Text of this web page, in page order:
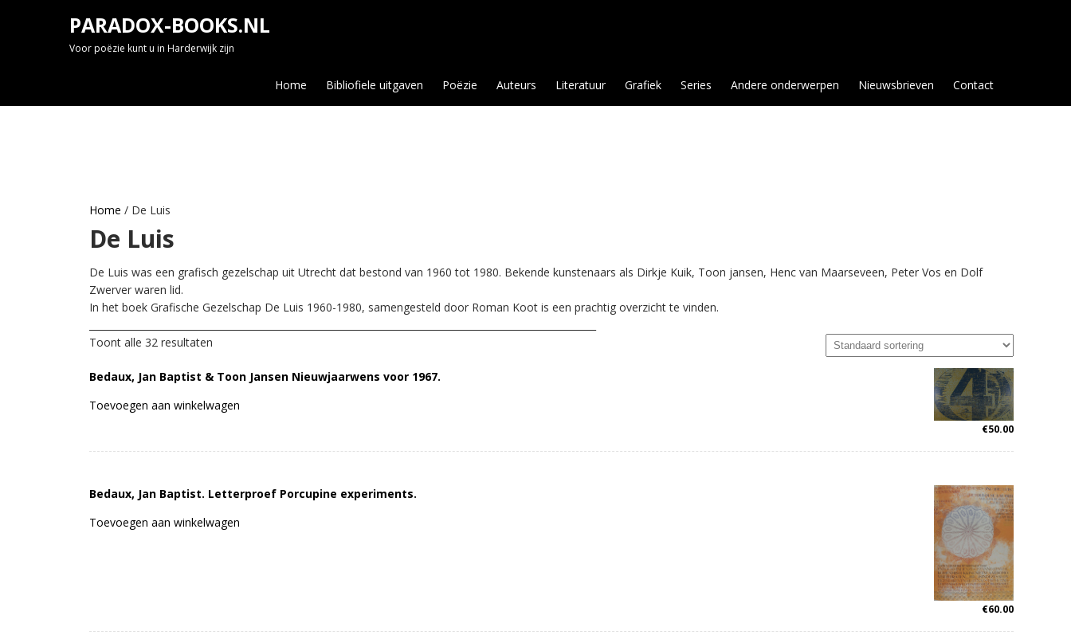
PARADOX-BOOKS.NL
Voor poëzie kunt u in Harderwijk zijn
Home Bibliofiele uitgaven Poëzie Auteurs Literatuur Grafiek Series Andere onderwerpen Nieuwsbrieven Contact
Home / De Luis
De Luis
De Luis was een grafisch gezelschap uit Utrecht dat bestond van 1960 tot 1980. Bekende kunstenaars als Dirkje Kuik, Toon jansen, Henc van Maarseveen, Peter Vos en Dolf
Zwerver waren lid.
In het boek Grafische Gezelschap De Luis 1960-1980, samengesteld door Roman Koot is een prachtig overzicht te vinden.
Toont alle 32 resultaten
Bedaux, Jan Baptist & Toon Jansen Nieuwjaarwens voor 1967.
€50.00
Toevoegen aan winkelwagen
Bedaux, Jan Baptist. Letterproef Porcupine experiments.
€60.00
Toevoegen aan winkelwagen